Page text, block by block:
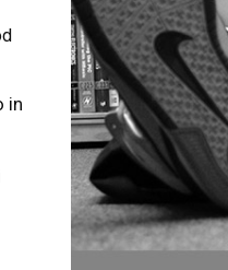
in